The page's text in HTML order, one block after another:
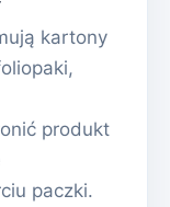
kartony
produkt
paczki.